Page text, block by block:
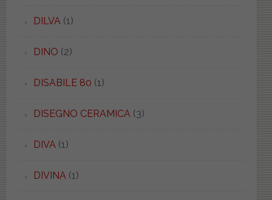
DILVA(1)
DINO (2)
DISABILE 80 (1)
DISEGNO CERAMICA(3)
DIVA(1)
DIVINA(1)